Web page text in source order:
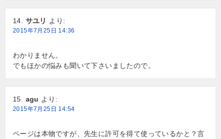
サユリ より:
2015年7月25日 14:36
わかりません。
でもほかの悩みも聞いて下さいましたので。
agu より:
2015年7月25日 14:54
ページは本物ですが、先生に許可を得て使っているかと？言